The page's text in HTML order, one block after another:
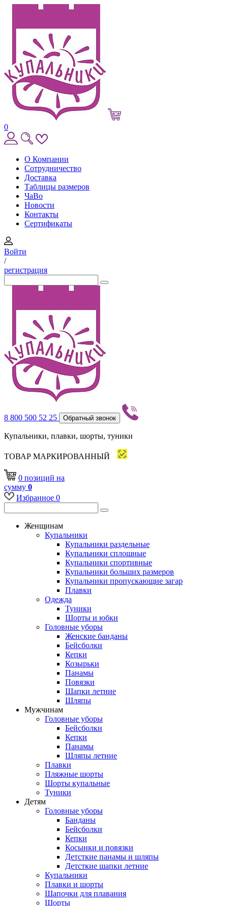
0
О Компании
Сотрудничество
Доставка
Таблицы размеров
ЧаВо
Новости
Контакты
Сертификаты
Войти
/
регистрация
8 800 500 52 25 Обратный звонок
Купальники, плавки, шорты, туники
ТОВАР МАРКИРОВАННЫЙ
0 позиций на
сумму 0
Избранное 0
Женщинам
Купальники
Купальники раздельные
Купальники сплошные
Купальники спортивные
Купальники больших размеров
Купальники пропускающие загар
Плавки
Одежда
Туники
Шорты и юбки
Головные уборы
Женские банданы
Бейсболки
Кепки
Козырьки
Панамы
Повязки
Шапки летние
Шляпы
Мужчинам
Головные уборы
Бейсболки
Кепки
Панамы
Шляпы летние
Плавки
Пляжные шорты
Шорты купальные
Туники
Детям
Головные уборы
Банданы
Бейсболки
Кепки
Косынки и повязки
Детсткие панамы и шляпы
Детсткие шапки летние
Купальники
Плавки и шорты
Шапочки для плавания
Шорты